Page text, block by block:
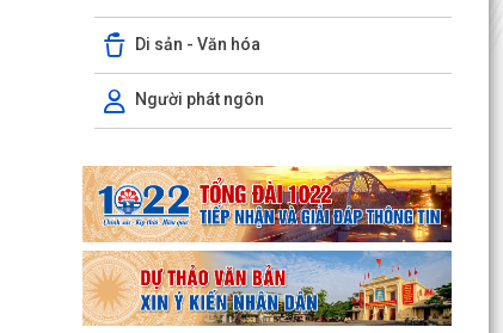
Di sản - Văn hóa
Người phát ngôn
TẢNG MISA iGOV VÀ ỨNG DỤNG TRÍ TUỆ NHÂN
TẠO MISA ONE AI
HẢI PHÒNG QUYẾT TÂM THỰC HIỆN MỤC TIÊU
TĂNG TRƯỞNG GRDP TỪ 13% TRỞ LÊN
XÃ AN LÃO TỔ CHỨC HỘI NGHỊ ĐỐI THOẠI GIỮA
NGƯỜI ĐỨNG ĐẦU CẤP ỦY, CHÍNH QUYỀN VỚI
NHÂN DÂN NĂM 2026.
XÃ AN LÃO GIAO BAN CÔNG TÁC CẢI CÁCH
HÀNH CHÍNH QUÝ III NĂM 2026